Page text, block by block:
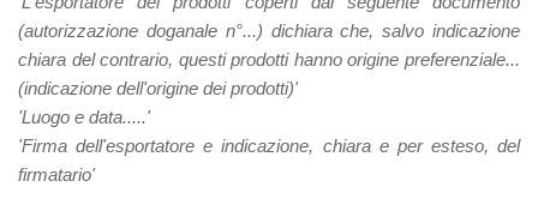
(autorizzazione doganale n°...) dichiara che, salvo indicazione
chiara del contrario, questi prodotti hanno origine preferenziale...
(indicazione dell'origine dei prodotti)'
'Luogo e data.....'
'Firma dell'esportatore e indicazione, chiara e per esteso, del
firmatario'